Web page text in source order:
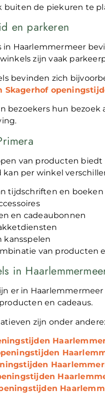
buiten de piekuren te
en parkeren
in Haarlemmermeer
zijn vaak
bevinden zich
Skagerhof
bezoekers hun
van producten
kan per winkel
tijdschriften en boeken
en cadeaubonnen
kansspelen
van producten
in
er in
en cadeaus.
zijn onder andere: